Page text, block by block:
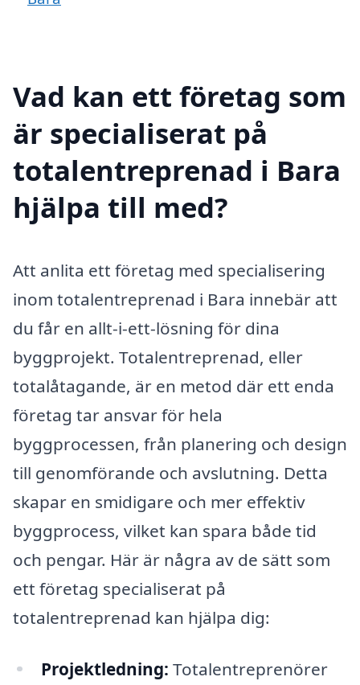
Vad kan ett företag som
är specialiserat på
totalentreprenad i Bara
hjälpa till med?
Att anlita ett företag med specialisering
inom totalentreprenad i Bara innebär att
du får en allt-i-ett-lösning för dina
byggprojekt. Totalentreprenad, eller
totalåtagande, är en metod där ett enda
företag tar ansvar för hela
byggprocessen, från planering och design
till genomförande och avslutning. Detta
skapar en smidigare och mer effektiv
byggprocess, vilket kan spara både tid
och pengar. Här är några av de sätt som
ett företag specialiserat på
totalentreprenad kan hjälpa dig:
Projektledning: Totalentreprenörer